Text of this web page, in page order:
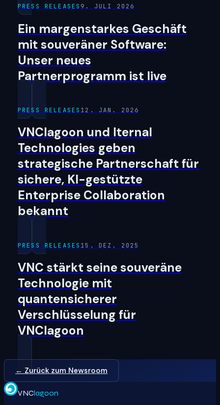
PRESS RELEASES 9. JULI 2026
Ein margenstarkes Geschäft
mit souveräner Software:
Unser neues
Partnerprogramm ist live
PRESS RELEASES 12. JAN. 2026
VNClagoon und Iternal
Technologies geben
strategische Partnerschaft für
sichere, KI-gestützte
Enterprise Collaboration
bekannt
PRESS RELEASES 15. DEZ. 2025
VNC stärkt seine souveräne
Technologie mit
quantensicherer
Verschlüsselung für
VNClagoon
← Zurück zum Newsroom
VNClagoon